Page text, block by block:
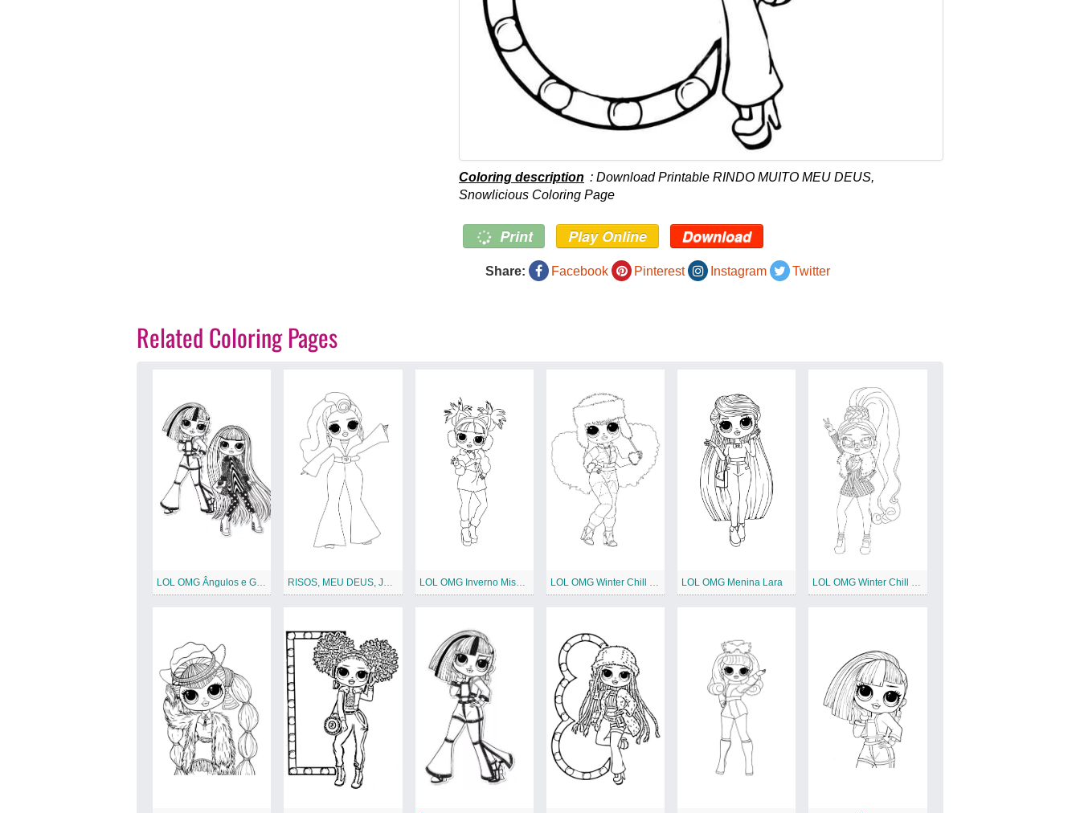
Coloring description : Download Printable RINDO MUITO MEU DEUS,
Snowlicious Coloring Page
Print Play Online Download
Share: Facebook Pinterest Instagram Twitter
Related Coloring Pages
LOL OMG Ângulos e Groovy Babe RISOS, MEU DEUS, Jukebox B.B LOL OMG Inverno Miss Meow LOL OMG Winter Chill garota gelada LOL OMG Menina Lara LOL OMG Winter Chill Big Wig